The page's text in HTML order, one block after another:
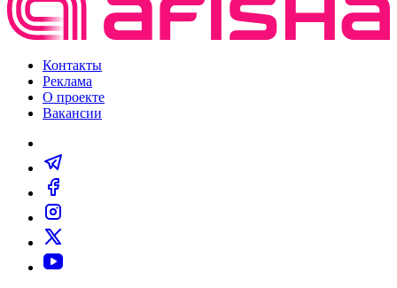
Контакты
Реклама
О проекте
Вакансии